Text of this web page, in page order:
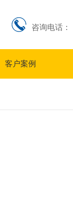
咨询电话：
客户案例